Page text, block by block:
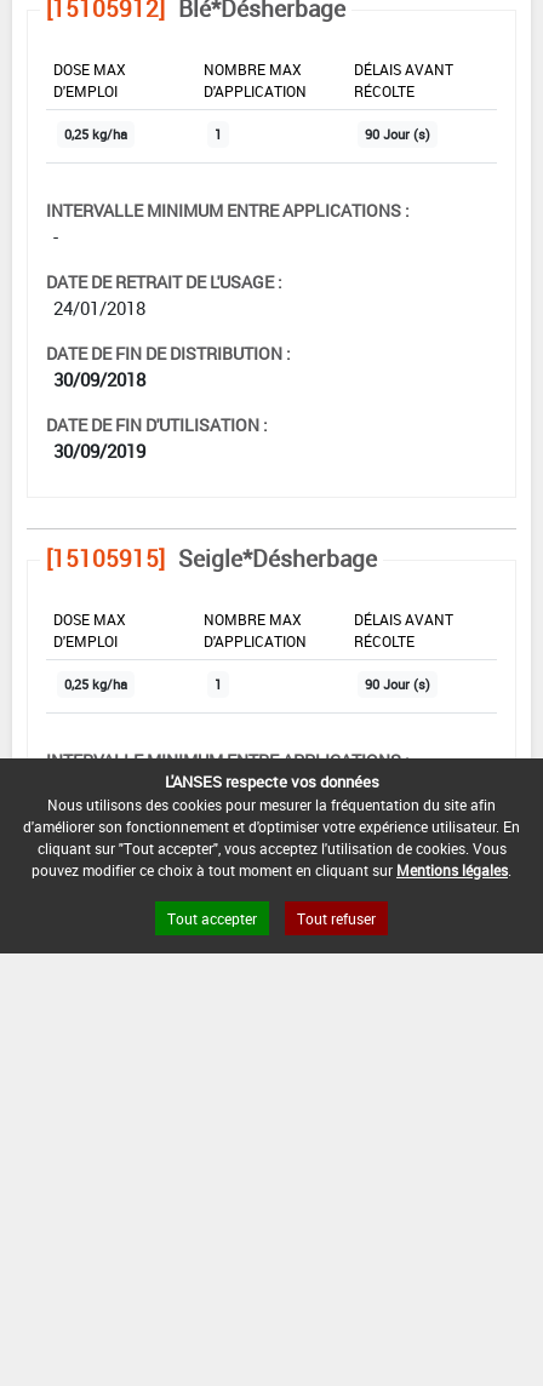
[15105912] Blé*Désherbage
DOSE MAX
D'EMPLOI
NOMBRE MAX
D'APPLICATION
DÉLAIS AVANT
RÉCOLTE
0,25 kg/ha 1 90 Jour (s)
INTERVALLE MINIMUM ENTRE APPLICATIONS :
-
DATE DE RETRAIT DE L'USAGE :
24/01/2018
DATE DE FIN DE DISTRIBUTION :
30/09/2018
DATE DE FIN D'UTILISATION :
30/09/2019
[15105915] Seigle*Désherbage
DOSE MAX
D'EMPLOI
NOMBRE MAX
D'APPLICATION
DÉLAIS AVANT
RÉCOLTE
0,25 kg/ha 1 90 Jour (s)
INTERVALLE MINIMUM ENTRE APPLICATIONS :
DATE DE RETRAIT DE L'USAGE :
24/01/2018
DATE DE FIN DE DISTRIBUTION :
L'ANSES respecte vos données
Nous utilisons des cookies pour mesurer la fréquentation du site afin
d'améliorer son fonctionnement et d'optimiser votre expérience utilisateur. En
cliquant sur "Tout accepter", vous acceptez l'utilisation de cookies. Vous
pouvez modifier ce choix à tout moment en cliquant sur Mentions légales
Tout accepter Tout refuser